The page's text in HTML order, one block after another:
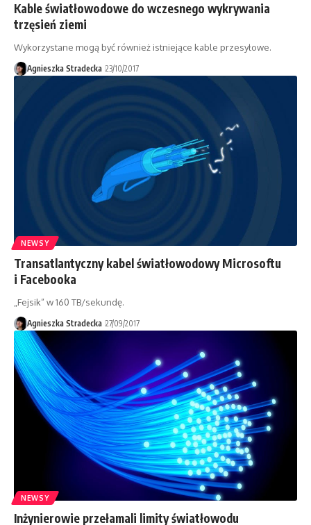
Kable światłowodowe do wczesnego wykrywania
trzęsień ziemi
Wykorzystane mogą być również istniejące kable przesyłowe.
Agnieszka Stradecka 23/10/2017
NEWSY
Transatlantyczny kabel światłowodowy Microsoftu
i Facebooka
„Fejsik” w 160 TB/sekundę.
Agnieszka Stradecka 27/09/2017
NEWSY
Inżynierowie przełamali limity światłowodu